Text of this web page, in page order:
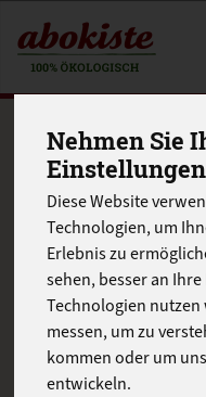
Nehmen Sie
Diese Website
Technologien, um
Erlebnis zu
sehen, besser an
Technologien nutzen
messen, um zu
kommen oder um
entwickeln.